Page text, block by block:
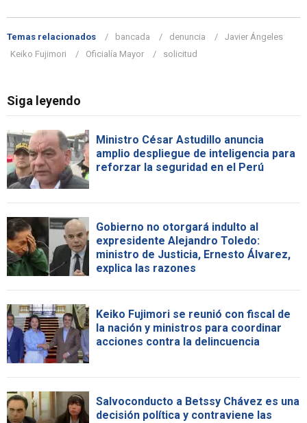
Temas relacionados bancada denuncia
Javier Ángeles
Keiko Fujimori
Oficialía Mayor solicitud
Siga leyendo
Ministro César Astudillo anuncia
amplio despliegue de inteligencia para
reforzar la seguridad en el Perú
Gobierno no otorgará indulto al
expresidente Alejandro Toledo:
ministro de Justicia, Ernesto Álvarez,
explica las razones
Keiko Fujimori se reunió con fiscal de
la nación y ministros para coordinar
acciones contra la delincuencia
Salvoconducto a Betssy Chávez es una
decisión política y contraviene las